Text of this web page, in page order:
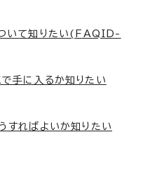
ついて知りたい(FAQID-
手に入るか知りたい
すればよいか知りたい